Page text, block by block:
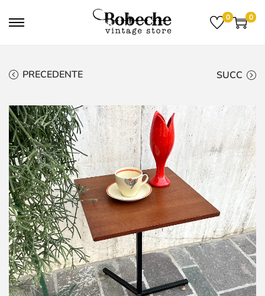
0 0
PRECEDENTE SUCC